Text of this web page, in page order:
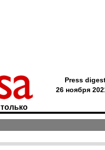
Press
26 ноября